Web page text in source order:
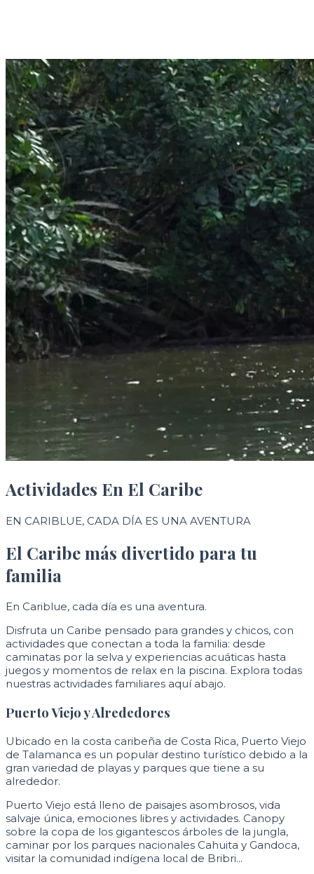
Actividades En El Caribe
EN CARIBLUE, CADA DÍA ES UNA AVENTURA
El Caribe más divertido para tu
familia
En Cariblue, cada día es una aventura.
Disfruta un Caribe pensado para grandes y chicos, con
actividades que conectan a toda la familia: desde
caminatas por la selva y experiencias acuáticas hasta
juegos y momentos de relax en la piscina. Explora todas
nuestras actividades familiares aquí abajo.
Puerto Viejo y Alrededores
Ubicado en la costa caribeña de Costa Rica, Puerto Viejo
de Talamanca es un popular destino turístico debido a la
gran variedad de playas y parques que tiene a su
alrededor.
Puerto Viejo está lleno de paisajes asombrosos, vida
salvaje única, emociones libres y actividades. Canopy
sobre la copa de los gigantescos árboles de la jungla,
caminar por los parques nacionales Cahuita y Gandoca,
visitar la comunidad indígena local de Bribri...